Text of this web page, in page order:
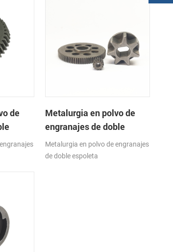
de
Metalurgia en polvo de
engranajes de doble
espoleta
Metalurgia en polvo de engranajes
de doble espoleta